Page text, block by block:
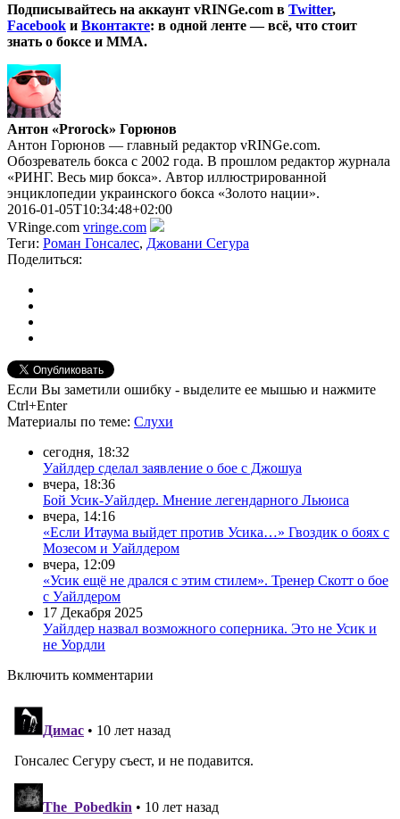
Подписывайтесь на аккаунт vRINGe.com в Twitter,
Facebook и Вконтакте: в одной ленте — всё, что стоит
знать о боксе и ММА.
Антон «Prorock» Горюнов
Антон Горюнов — главный редактор vRINGe.com.
Обозреватель бокса с 2002 года. В прошлом редактор журнала
«РИНГ. Весь мир бокса». Автор иллюстрированной
энциклопедии украинского бокса «Золото нации».
2016-01-05T10:34:48+02:00
VRinge.com vringe.com
Теги: Роман Гонсалес, Джовани Сегура
Поделиться:
Если Вы заметили ошибку - выделите ее мышью и нажмите
Ctrl+Enter
Материалы по теме: Слухи
сегодня, 18:32
Уайлдер сделал заявление о бое с Джошуа
вчера, 18:36
Бой Усик-Уайлдер. Мнение легендарного Льюиса
вчера, 14:16
«Если Итаума выйдет против Усика…» Гвоздик о боях с
Мозесом и Уайлдером
вчера, 12:09
«Усик ещё не дрался с этим стилем». Тренер Скотт о бое
с Уайлдером
17 Декабря 2025
Уайлдер назвал возможного соперника. Это не Усик и
не Уордли
Включить комментарии